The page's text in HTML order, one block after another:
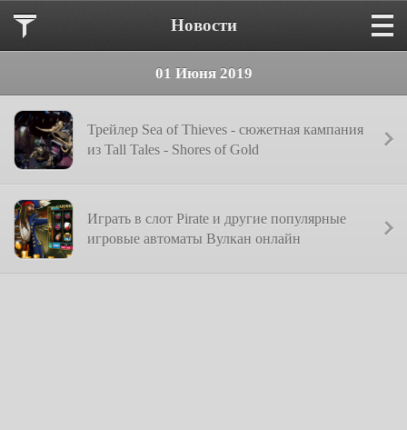
Новости
01 Июня 2019
Трейлер Sea of Thieves - сюжетная кампания
из Tall Tales - Shores of Gold
Играть в слот Pirate и другие популярные
игровые автоматы Вулкан онлайн